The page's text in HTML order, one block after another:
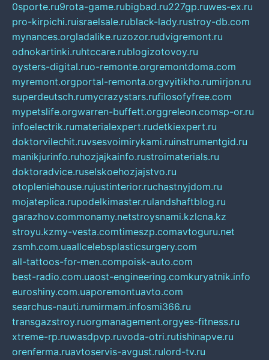
0sporte.ru9rota-game.rubigbad.ru227gp.ruwes-ex.ru
pro-kirpichi.ruisraelsale.rublack-lady.rustroy-db.com
mynances.orgladalike.ruzozor.rudvigremont.ru
odnokartinki.ruhtccare.rublogizotovoy.ru
oysters-digital.ruo-remonte.orgremontdoma.com
myremont.orgportal-remonta.orgvyitikho.rumirjon.ru
superdeutsch.rumycrazystars.rufilosofyfree.com
mypetslife.orgwarren-buffett.orggreleon.comsp-or.ru
infoelectrik.rumaterialexpert.rudetkiexpert.ru
doktorvilechit.ruvsesvoimirykami.ruinstrumentgid.ru
manikjurinfo.ruhozjajkainfo.rustroimaterials.ru
doktoradvice.ruselskoehozjajstvo.ru
otopleniehouse.rujustinterior.ruchastnyjdom.ru
mojateplica.rupodelkimaster.rulandshaftblog.ru
garazhov.commonamy.netstroysnami.kzlcna.kz
stroyu.kzmy-vesta.comtimeszp.comavtoguru.net
zsmh.com.uaallcelebsplasticsurgery.com
all-tattoos-for-men.compoisk-auto.com
best-radio.com.uaost-engineering.comkuryatnik.info
euroshiny.com.uaporemontuavto.com
searchus-nauti.rumirmam.infosmi366.ru
transgazstroy.ruorgmanagement.orgyes-fitness.ru
xtreme-rp.ruwasdpvp.ruvoda-otri.rutishinapve.ru
orenferma.ruavtoservis-avgust.rulord-tv.ru